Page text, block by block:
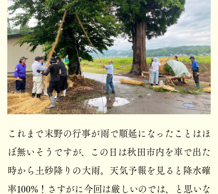
これまで末野の行事が雨で順延になったことはほ
ぼ無いそうですが、この日は秋田市内を車で出た
時から土砂降りの大雨。天気予報を見ると降水確
率100%！さすがに今回は厳しいのでは、と思いな